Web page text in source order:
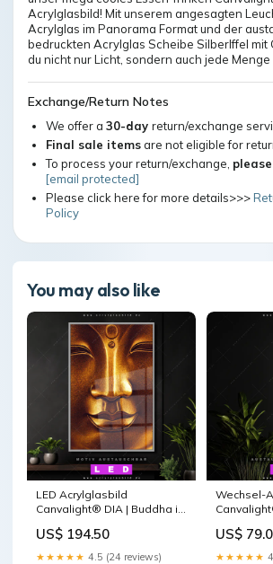
Acrylglasbild! Mit unserem angesagten
Acrylglas im Panorama Format und der
bedruckten Acrylglas Scheibe Silberlffel mit
du nicht nur Licht, sondern auch jede Menge
Exchange/Return Notes
We offer a 30-day return/exchange
Final sale itemsare not eligible for
To process your return/exchange,
[email protected]
Please click here for more details>>>
Policy
You may also like
LED Acrylglasbild
Canvalight® DIA | Buddha in
Größe in cm:80 x 160
US$ 194.50
★★★★★ 4.5 (24 reviews)
Wechsel-
Größe in
US$
★★★★★